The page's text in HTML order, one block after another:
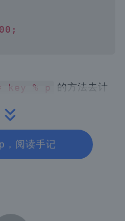
;
% p
的方法去计
关键字的随机函数值为
，阅读手记